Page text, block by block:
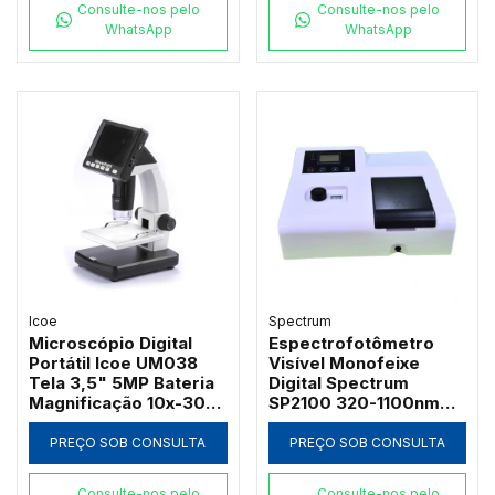
Consulte-nos pelo
WhatsApp
Consulte-nos pelo
WhatsApp
Icoe
Microscópio Digital
Portátil Icoe UM038
Tela 3,5" 5MP Bateria
Magnificação 10x-300x
e Iluminação LED
PREÇO SOB CONSULTA
Spectrum
Espectrofotômetro
Visível Monofeixe
Digital Spectrum
SP2100 320-1100nm
com Suporte 4
Cubetas de 50mm e
Software PC
PREÇO SOB CONSULTA